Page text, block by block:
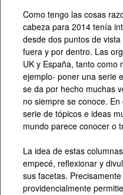
Como tengo las cosas
cabeza para 2014 tenía
desde dos puntos de
fuera y por dentro. Las
UK y España, tanto como
ejemplo- poner una serie
se da por hecho muchas
no siempre se conoce.
serie de tópicos e ideas
mundo parece conocer o
La idea de estas
empecé, reflexionar y
sus facetas.
providencialmente